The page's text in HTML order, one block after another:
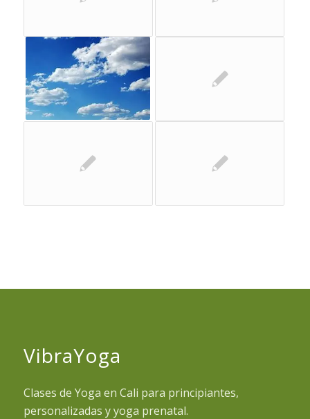
VibraYoga
Clases de Yoga en Cali para principiantes,
personalizadas y yoga prenatal.